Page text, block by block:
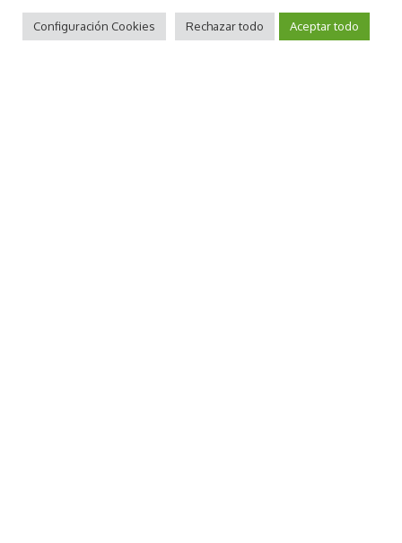
Privacy Policy andTerms of Use.
Aceptar
Isabel Moya. “El compromiso del
Configuración Cookies Rechazar todo Aceptar todo